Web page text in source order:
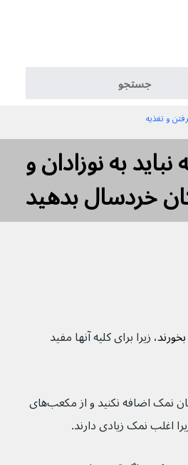
و تغذیه
به نوزادان و
خردسال بدهید
، زیرا برای کلیه آنها مفید
به غذا یا آب آشپزی بچه‌تان نمک اضافه نکنید و از مکعب‌های
اغلب نمک زیادی دارند.